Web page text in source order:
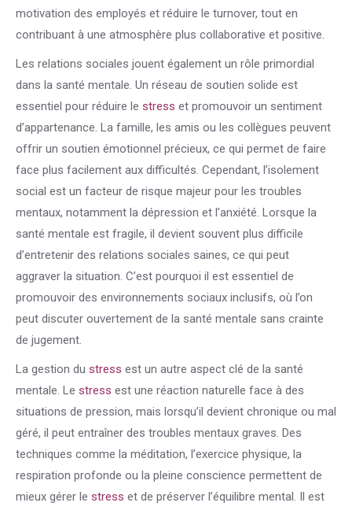
motivation des employés et réduire le turnover, tout en
contribuant à une atmosphère plus collaborative et positive.
Les relations sociales jouent également un rôle primordial
dans la santé mentale. Un réseau de soutien solide est
essentiel pour réduire le stress et promouvoir un sentiment
d’appartenance. La famille, les amis ou les collègues peuvent
offrir un soutien émotionnel précieux, ce qui permet de faire
face plus facilement aux difficultés. Cependant, l’isolement
social est un facteur de risque majeur pour les troubles
mentaux, notamment la dépression et l’anxiété. Lorsque la
santé mentale est fragile, il devient souvent plus difficile
d’entretenir des relations sociales saines, ce qui peut
aggraver la situation. C’est pourquoi il est essentiel de
promouvoir des environnements sociaux inclusifs, où l’on
peut discuter ouvertement de la santé mentale sans crainte
de jugement.
La gestion du stress est un autre aspect clé de la santé
mentale. Le stress est une réaction naturelle face à des
situations de pression, mais lorsqu’il devient chronique ou mal
géré, il peut entraîner des troubles mentaux graves. Des
techniques comme la méditation, l’exercice physique, la
respiration profonde ou la pleine conscience permettent de
mieux gérer le stress et de préserver l’équilibre mental. Il est